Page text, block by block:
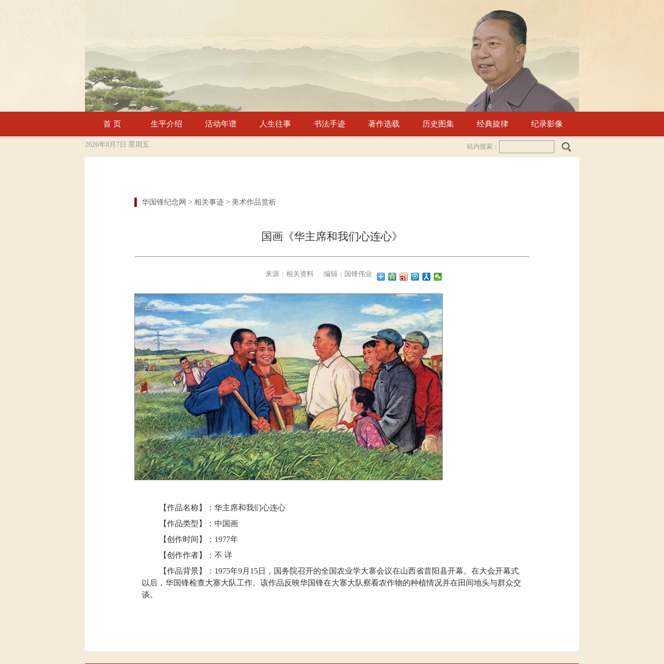
首 页 生平介绍 活动年谱 人生往事 书法手迹 著作选载 历史图集 经典旋律 纪录影像
2026年8月7日 星期五 站内搜索：
华国锋纪念网 > 相关事迹 > 美术作品赏析
国画《华主席和我们心连心》
来源：相关资料 编辑：国锋伟业
【作品名称】：华主席和我们心连心
【作品类型】：中国画
【创作时间】： 1977年
【创作作者】：不 详
【作品背景】： 1975年9月 15日
，国务院召开的全国农业学大寨会议在山西省昔阳县开幕。在大会开幕式
以后，华国锋检查大寨大队工作。该作品反映华国锋在大寨大队察看农作物的种植情况并在田间地头与群众交
谈。